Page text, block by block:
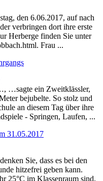
den 6.06.2017, auf nach
verbringen dort ihre erste
Herberge finden Sie unter
Frau ...
…sagte ein Zweitklässler,
bejubelte. So stolz und
an diesem Tag über ihre
- Springen, Laufen, ...
31.05.2017
Sie, dass es bei den
hitzefrei geben kann.
25°C im Klassenraum sind.